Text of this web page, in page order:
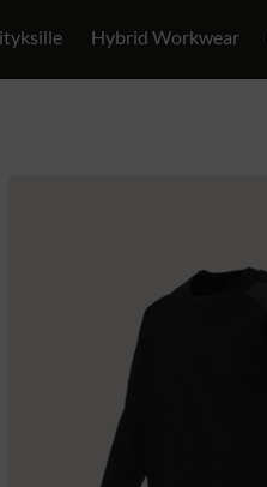
Hybrid Workwear